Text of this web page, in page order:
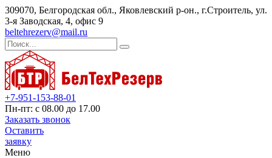
309070, Белгородская обл., Яковлевский р-он., г.Строитель, ул.
3-я Заводская, 4, офис 9
beltehrezerv@mail.ru
+7-951-153-88-01
Пн-пт: с 08.00 до 17.00
Заказать звонок
Оставить
заявку
Меню